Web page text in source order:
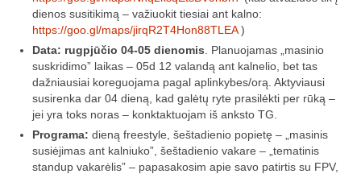
Lėktuvų susitikimų taisyklės/dažnių lentelė
LT-FPV
LT-FPV Komanda
Komandos logo
Nuorodos
dienos susitikimą – važiuokit tiesiai ant kalno:
https://goo.gl/maps/jirqR2T4Hon88TLEA)
Data: rugpjūčio 04-05 dienomis . Planuojamas „masinio
suskridimo” laikas – 05d 12 valandą ant kalnelio, bet tas
dažniausiai koreguojama pagal aplinkybes/orą. Aktyviausi
susirenka dar 04 dieną, kad galėtų ryte prasilėkti per rūką –
jei yra toks noras – konktaktuojam iš anksto TG.
Programa: dieną freestyle, šeštadienio popietę – „masinis
susiėjimas ant kalniuko”, šeštadienio vakare – „tematinis
standup vakarėlis” – papasakosim apie savo patirtis su FPV,